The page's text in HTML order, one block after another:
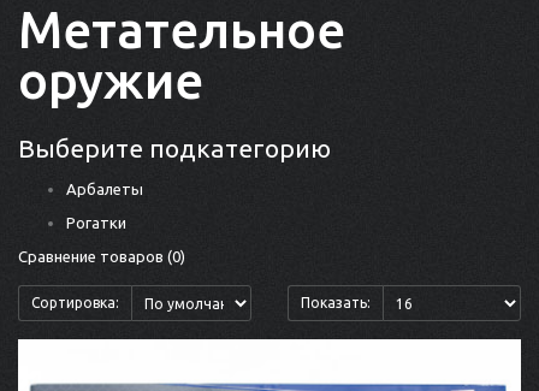
Метательное
оружие
Выберите подкатегорию
Арбалеты
Рогатки
Сравнение товаров (0)
Сортировка: Показать: